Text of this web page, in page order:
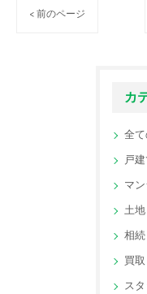
< 前のページ
カ
全
戸
マ
土地
相続
買取
ス